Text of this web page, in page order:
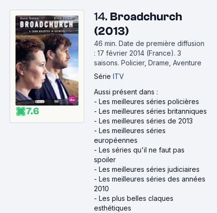
7.6
14. Broadchurch
(2013)
46 min. Date de première diffusion
: 17 février 2014 (France). 3
saisons. Policier, Drame, Aventure
Série ITV
Aussi présent dans :
- Les meilleures séries policières
- Les meilleures séries britanniques
- Les meilleures séries de 2013
- Les meilleures séries
européennes
- Les séries qu'il ne faut pas
spoiler
- Les meilleures séries judiciaires
- Les meilleures séries des années
2010
- Les plus belles claques
esthétiques